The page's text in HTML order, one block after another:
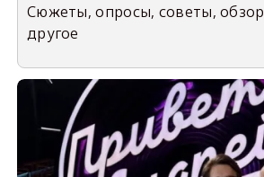
Сюжеты, опросы, советы,
другое